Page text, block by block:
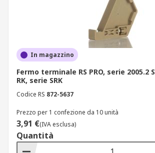
In magazzino
Fermo terminale RS PRO, serie 2005.2
RK, serie SRK
Codice RS 872-5637
Prezzo per 1 confezione da 10 unità
3,91 €(IVA esclusa)
Quantità